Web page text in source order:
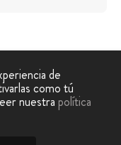
desciende
del Castillo con
de
como tú
nuestrapolítica